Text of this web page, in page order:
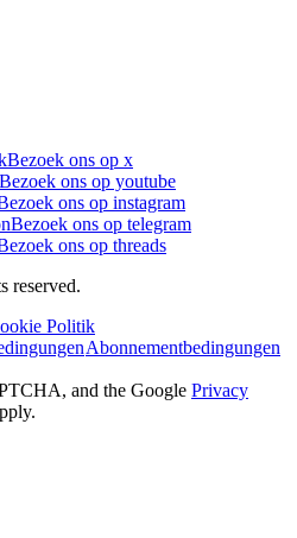
Bezoek ons op x
Bezoek ons op youtube
ons op instagram
Bezoek ons op telegram
ons op threads
reserved.
Politik
Abonnementbedingungen
and the Google Privacy